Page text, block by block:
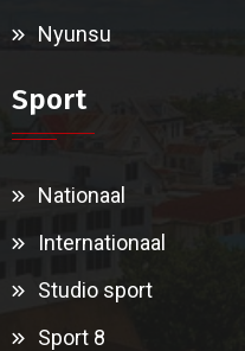
Nyunsu
Sport
Nationaal
Internationaal
Studio sport
Sport 8